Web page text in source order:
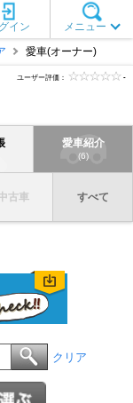
メニュー
イン
愛車(オーナー)
ユーザー評価： -
愛車紹介
(6)
古車 すべて
クリア